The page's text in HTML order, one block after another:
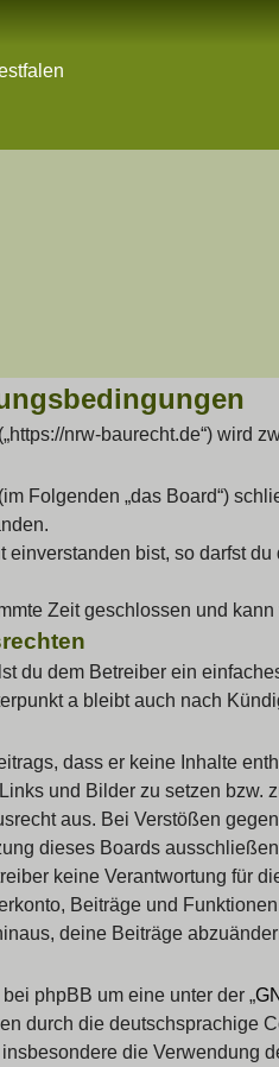
nrw-baurecht.de“)
Folgenden „das Board“)
bist, so darfst
Zeit geschlossen und
du dem Betreiber ein
a bleibt auch nach
dass er keine Inhalte
und Bilder zu setzen bzw.
aus. Bei Verstößen
dieses Boards
keine Verantwortung für
Beiträge und
deine Beiträge
phpBB um eine unter der „
durch die deutschsprachige
die Verwendung